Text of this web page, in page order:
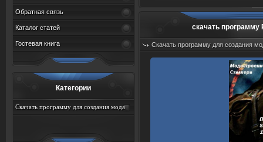
Обратная связь
Каталог статей
Гостевая книга
Категории
Скачать программу для создания мода
скачать программу
Скачать программу для создания
Добавил:sah767 Дата: 09.08.2026